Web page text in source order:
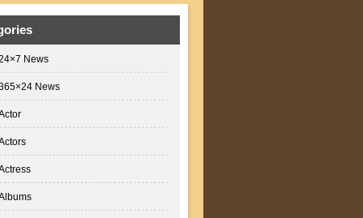
News
News